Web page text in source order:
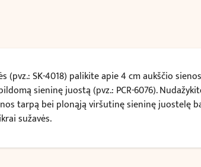
(pvz.: SK-4018) palikite apie 4 cm aukščio
sieninę juostą (pvz.: PCR-6076).
tarpą bei plonąją viršutinę sieninę juostelę
sužavės.